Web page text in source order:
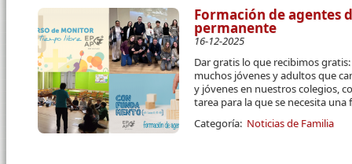
Formación de agentes
permanente
16-12-2025
Dar gratis lo que recibimos
muchos jóvenes y adultos que
y jóvenes en nuestros colegios,
tarea para la que se necesita una
Categoría: Noticias de Familia